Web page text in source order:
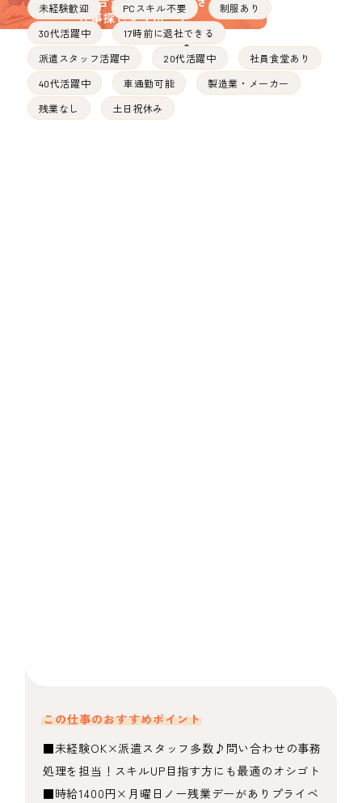
未経験歓迎 PCスキル不要 制服あり
30代活躍中 17時前に退社できる
派遣スタッフ活躍中 20代活躍中 社員食堂あり
40代活躍中 車通勤可能 製造業・メーカー
残業なし 土日祝休み
この仕事のおすすめポイント
■未経験OK×派遣スタッフ多数♪問い合わせの事務
処理を担当！スキルUP目指す方にも最適のオシゴト
■時給1400円×月曜日ノー残業デーがありプライベ